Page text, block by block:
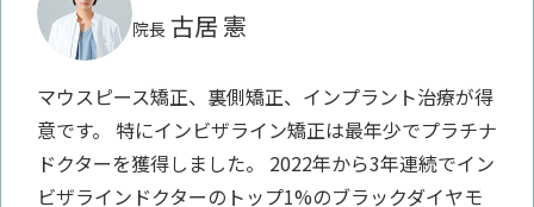
院長 古居 憲
マウスピース矯正、裏側矯正、インプラント治療が得
意です。 特にインビザライン矯正は最年少でプラチナ
ドクターを獲得しました。 2022年から3年連続でイン
ビザラインドクターのトップ1%のブラックダイヤモ